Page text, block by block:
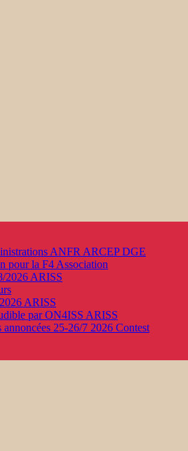
ANFR ARCEP DGE
pour la F4 Association
2026 ARISS
ARISS
par ON4ISS ARISS
25-26/7 2026 Contest